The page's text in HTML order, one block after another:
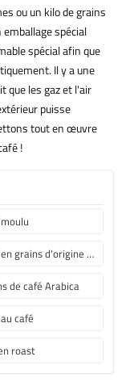
ou un kilo de grains
spécial
spécial afin que
Il y a une
que les gaz et l'air
puisse
tout en œuvre
!
Café en grains d'origine unique
de café Arabica
café
roast